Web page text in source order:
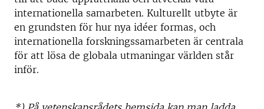
internationella samarbeten. Kulturellt utbyte är
en grundsten för hur nya idéer formas, och
internationella forskningssamarbeten är centrala
för att lösa de globala utmaningar världen står
inför.